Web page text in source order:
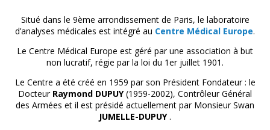
Situé dans le 9ème arrondissement de Paris, le laboratoire
d’analyses médicales est intégré au Centre Médical Europe.
Le Centre Médical Europe est géré par une association à but
non lucratif, régie par la loi du 1er juillet 1901.
Le Centre a été créé en 1959 par son Président Fondateur : le
Docteur Raymond DUPUY(1959-2002), Contrôleur Général
des Armées et il est présidé actuellement par Monsieur Swan
JUMELLE-DUPUY .